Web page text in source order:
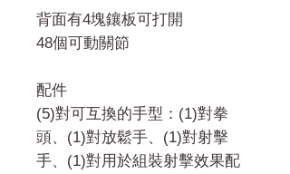
背面有4塊鑲板可打開
48個可動關節
配件
(5)對可互換的手型：(1)對拳
頭、(1)對放鬆手、(1)對射擊
手、(1)對用於組裝射擊效果配